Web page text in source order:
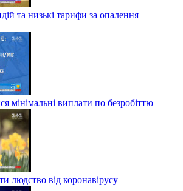
та низькі тарифи за опалення –
мінімальні виплати по безробіттю
людство від коронавірусу